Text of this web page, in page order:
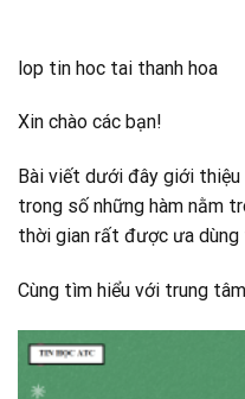
lop tin hoc tai thanh hoa
Xin chào các bạn!
Bài viết dưới đây giới
trong số những hàm nằm
thời gian rất được ưa dùng
Cùng tìm hiểu với trung